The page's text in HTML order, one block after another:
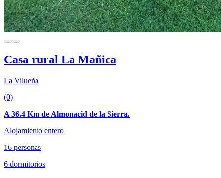
Casa rural La Mañica
La Vilueña
(0)
A 36.4 Km de Almonacid de la Sierra.
Alojamiento entero
16 personas
6 dormitorios